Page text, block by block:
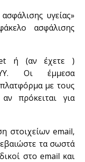
υγείας»
ασφάλισης
ή (αν έχετε )
Οι έμμεσα
με τους
πρόκειται για
στοιχείων email,
τα σωστά
στο email και